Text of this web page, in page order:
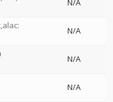
N/A
N/A
N/A
N/A